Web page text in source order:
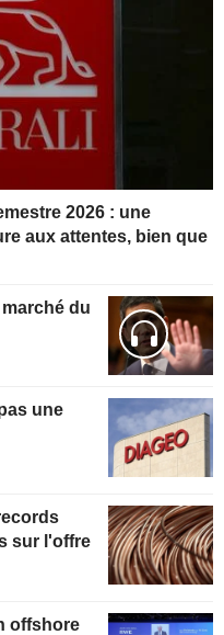
2026 : une
aux attentes, bien que
du
sur l'offre